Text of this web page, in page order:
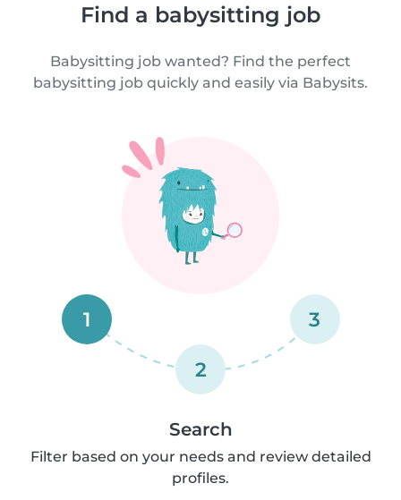
Find a babysitting job
Babysitting job wanted? Find the perfect
babysitting job quickly and easily via Babysits.
1
2
3
Search
Filter based on your needs and review detailed
profiles.